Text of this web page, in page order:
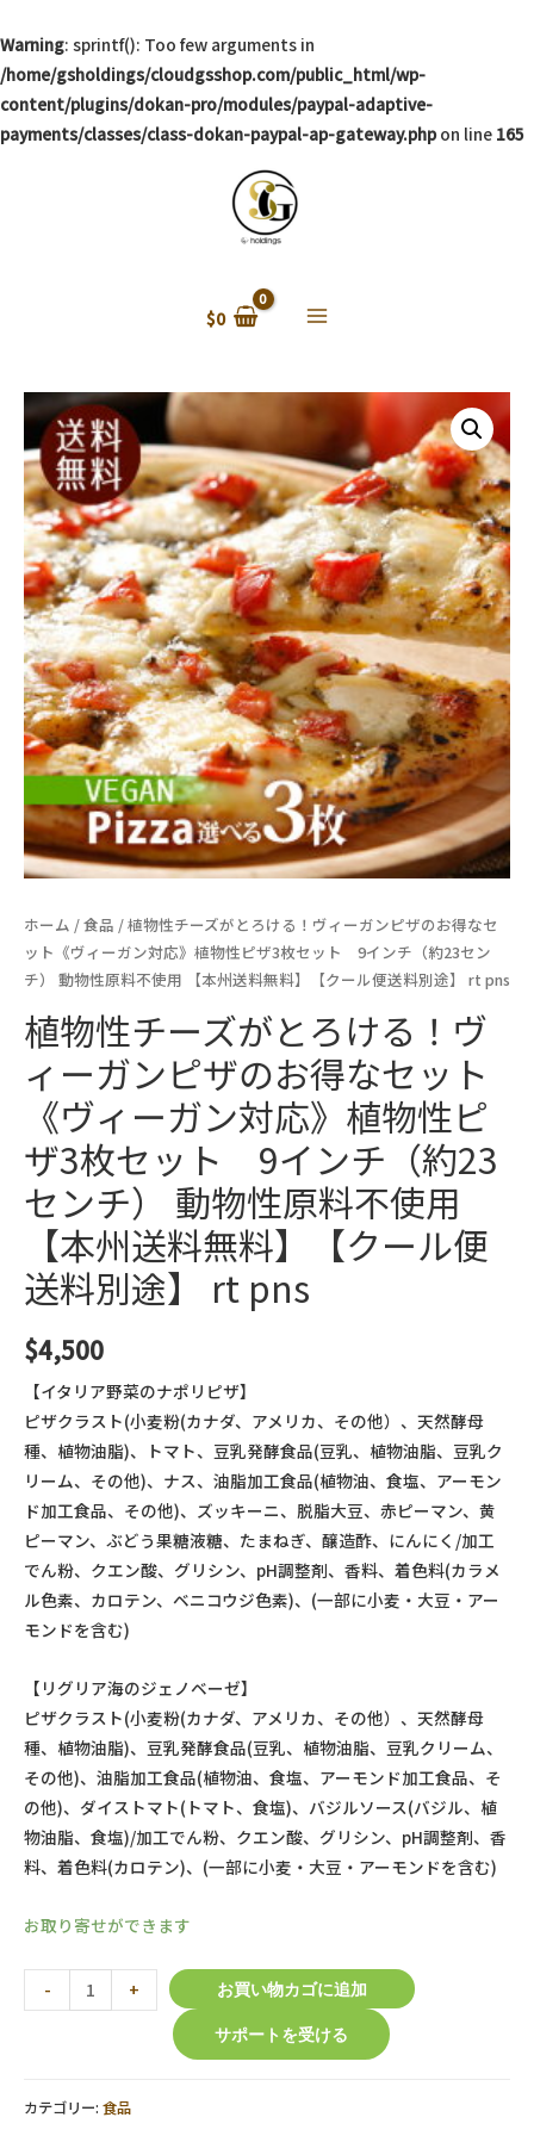
Warning: sprintf(): Too few arguments in
/home/gsholdings/cloudgsshop.com/public_html/wp-
content/plugins/dokan-pro/modules/paypal-adaptive-
payments/classes/class-dokan-paypal-ap-gateway.phpon line 165
$0
ホーム /食品 / 植物性チーズがとろける！ヴィーガンピザのお得なセ
ット《ヴィーガン対応》植物性ピザ3枚セット 9インチ（約23セン
チ） 動物性原料不使用 【本州送料無料】【クール便送料別途】 rt pns
植物性チーズがとろける！ヴ
ィーガンピザのお得なセット
《ヴィーガン対応》植物性ピ
ザ3枚セット 9インチ（約23
センチ） 動物性原料不使用
【本州送料無料】【クール便
送料別途】 rt pns
$4,500
【イタリア野菜のナポリピザ】
ピザクラスト(小麦粉(カナダ、アメリカ、その他）、天然酵母
種、植物油脂)、トマト、豆乳発酵食品(豆乳、植物油脂、豆乳ク
リーム、その他)、ナス、油脂加工食品(植物油、食塩、アーモン
ド加工食品、その他)、ズッキーニ、脱脂大豆、赤ピーマン、黄
ピーマン、ぶどう果糖液糖、たまねぎ、醸造酢、にんにく/加工
でん粉、クエン酸、グリシン、pH調整剤、香料、着色料(カラメ
ル色素、カロテン、ベニコウジ色素)、(一部に小麦・大豆・アー
モンドを含む)
【リグリア海のジェノベーゼ】
ピザクラスト(小麦粉(カナダ、アメリカ、その他）、天然酵母
種、植物油脂)、豆乳発酵食品(豆乳、植物油脂、豆乳クリーム、
その他)、油脂加工食品(植物油、食塩、アーモンド加工食品、そ
の他)、ダイストマト(トマト、食塩)、バジルソース(バジル、植
物油脂、食塩)/加工でん粉、クエン酸、グリシン、pH調整剤、香
料、着色料(カロテン)、(一部に小麦・大豆・アーモンドを含む)
お取り寄せができます
-
物
ー
+
お買い物カゴに追加
サポートを受ける
カテゴリー: 食品